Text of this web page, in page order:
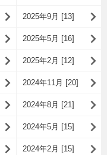
2025年9月 [13]
2025年5月 [16]
2025年2月 [12]
2024年11月 [20]
2024年8月 [21]
2024年5月 [15]
2024年2月 [15]